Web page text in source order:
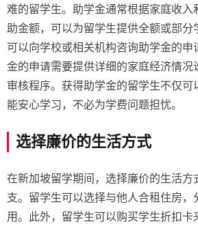
难的留学生。助学金通常根据家庭收入
助金额，可以为留学生提供全额或部分
可以向学校或相关机构咨询助学金的申
金的申请需要提供详细的家庭经济情况
审核程序。获得助学金的留学生不仅可
能安心学习，不必为学费问题担忧。
选择廉价的生活方式
在新加坡留学期间，选择廉价的生活方
支。留学生可以选择与他人合租住房，
用。此外，留学生可以购买学生折扣卡